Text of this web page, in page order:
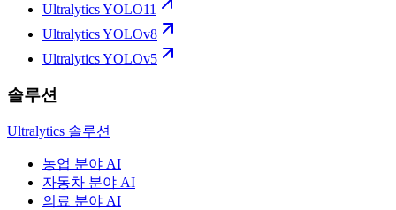
Ultralytics YOLO11
Ultralytics YOLOv8
Ultralytics YOLOv5
솔루션
Ultralytics 솔루션
농업 분야 AI
자동차 분야 AI
의료 분야 AI